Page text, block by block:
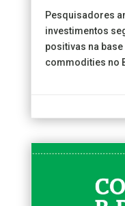
Pesquisadores
investimentos
positivas na
commodities no